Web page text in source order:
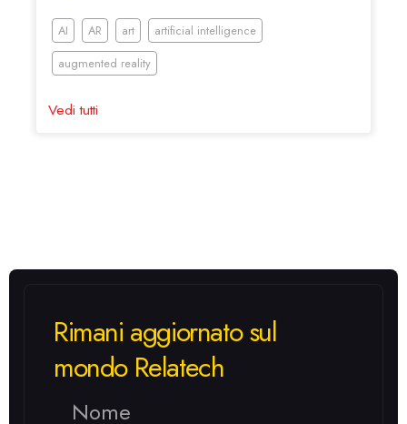
AI AR art
artificial intelligence
augmented reality
Vedi tutti